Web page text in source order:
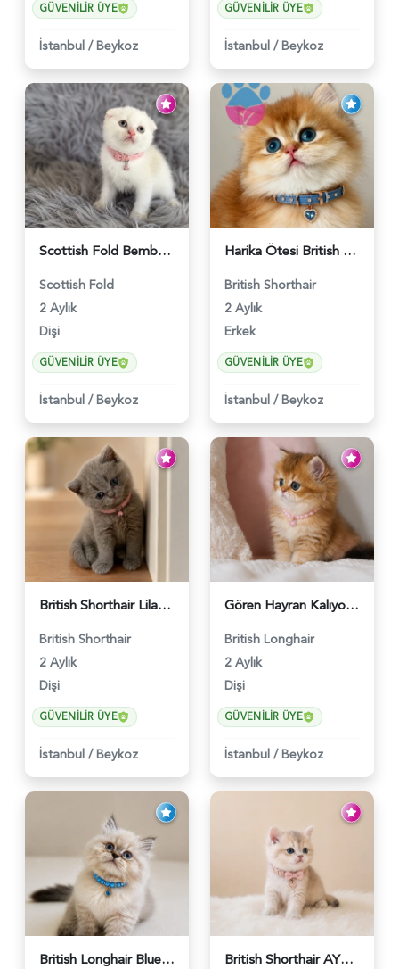
GÜVENILIR ÜYE
İstanbul / Beykoz
GÜVENILIR ÜYE
İstanbul / Beykoz
Scottish Fold Bembeyaz Pembe Burun Yavrumuz - 6120
Scottish Fold
2 Aylık
Dişi
GÜVENILIR ÜYE
İstanbul / Beykoz
Harika Ötesi British Longhair Golden Parlayan Yıldız - 6141
British Shorthair
2 Aylık
Erkek
GÜVENILIR ÜYE
İstanbul / Beykoz
British Shorthair Lilac Dişi Tatlı Kızımız - 5236
British Shorthair
2 Aylık
Dişi
GÜVENILIR ÜYE
İstanbul / Beykoz
Gören Hayran Kalıyor! British Longhair Golden Dişi - 6345
British Longhair
2 Aylık
Dişi
GÜVENILIR ÜYE
İstanbul / Beykoz
British Longhair Blue Point Erkek Pofuduk Yavrumuz - 6348 British Shorthair AY12 Güzel Kızımız - 6349